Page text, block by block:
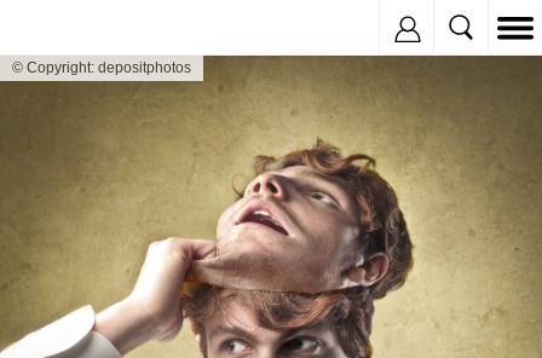
© Copyright: depositphotos